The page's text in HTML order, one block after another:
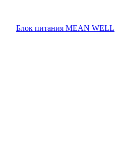
Блок питания MEAN WELL